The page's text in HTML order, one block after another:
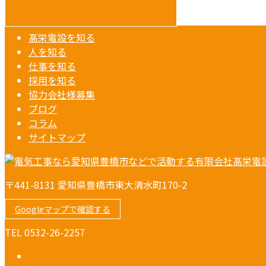
髙栄電設を知る
人を知る
仕事を知る
採用を知る
協力会社様募集
ブログ
コラム
サイトマップ
〒441-8131 愛知県豊橋市東大清水町170-2
Googleマップで確認する
TEL 0532-26-2257